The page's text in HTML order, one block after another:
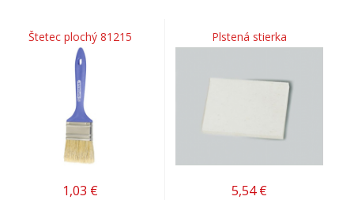
Štetec plochý 81215
1,03 €
Plstená stierka
5,54 €